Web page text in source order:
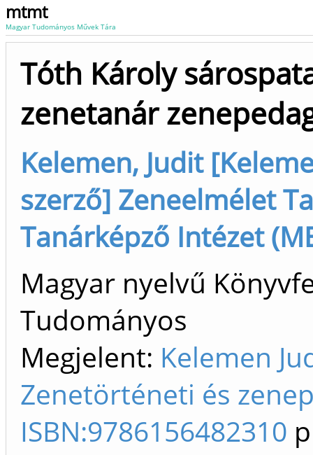
mtmt
Magyar Tudományos Művek Tára
Tóth Károly
zenetanár
Kelemen, Judit
szerző] Zeneelmélet
Tanárképző Intézet
Magyar nyelvű
Tudományos
Megjelent: Kelemen
Zenetörténeti és
ISBN:9786156482310